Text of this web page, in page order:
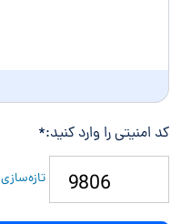
کد امنیتی را وارد کنید:*
تازه‌سازی